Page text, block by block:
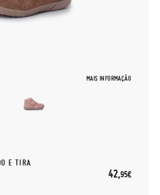
MAIS INFORMAÇÃO
E TIRA
42,95€